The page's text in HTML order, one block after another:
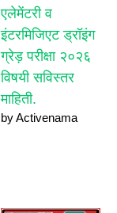
एलेमेंटरी व
इंटरमिजिएट ड्रॉइंग
ग्रेड़ परीक्षा २०२६
विषयी सविस्तर
माहिती.
by Activenama